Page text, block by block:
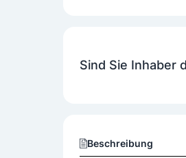
Sind Sie Inhaber
Beschreibung